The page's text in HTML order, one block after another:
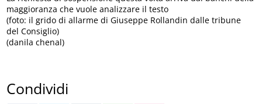
maggioranza che vuole analizzare il testo
(foto: il grido di allarme di Giuseppe Rollandin dalle tribune
del Consiglio)
(danila chenal)
Condividi